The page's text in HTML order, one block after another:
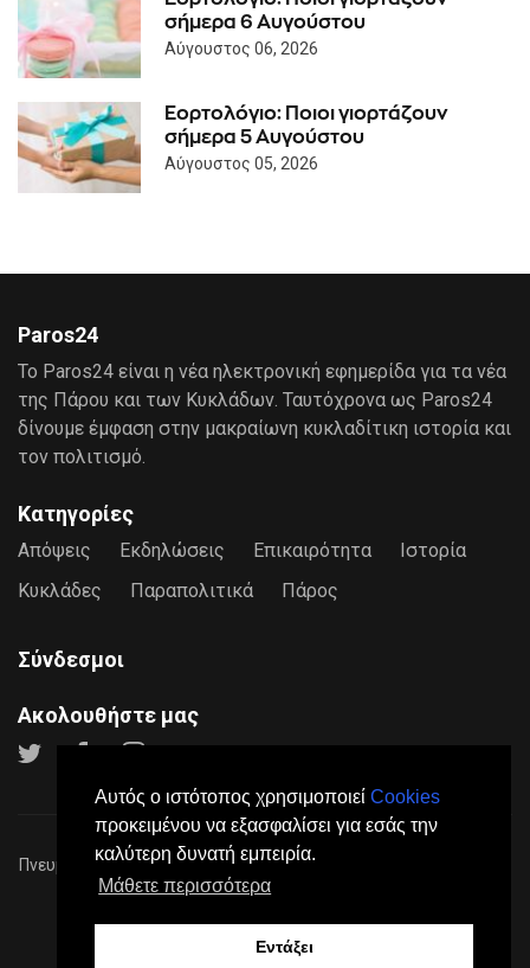
Αυτός ο ιστότοπος χρησιμοποιεί Cookies
προκειμένου να εξασφαλίσει για εσάς την
καλύτερη δυνατή εμπειρία.
Μάθετε περισσότερα
Εντάξει
σήμερα 6 Αυγούστου
Αύγουστος 06, 2026
Εορτολόγιο: Ποιοι γιορτάζουν
σήμερα 5 Αυγούστου
Αύγουστος 05, 2026
Paros24
Το Paros24 είναι η νέα ηλεκτρονική εφημερίδα για τα νέα
της Πάρου και των Κυκλάδων. Ταυτόχρονα ως Paros24
δίνουμε έμφαση στην μακραίωνη κυκλαδίτικη ιστορία και
τον πολιτισμό.
Κατηγορίες
Απόψεις Εκδηλώσεις Επικαιρότητα
Ιστορία
Κυκλάδες
Παραπολιτικά Πάρος
Σύνδεσμοι
Ακολουθήστε μας
Πνευματικά Δικαιώματα © 2026Paros24
νόμιμου δικαιώματος.
Επικοινωνία